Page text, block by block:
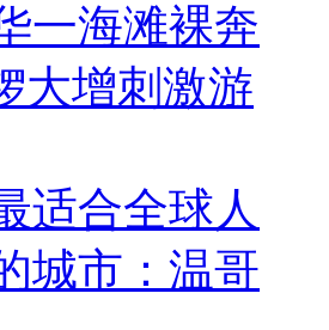
一海滩裸奔
大增刺激游
适合全球人
城市：温哥